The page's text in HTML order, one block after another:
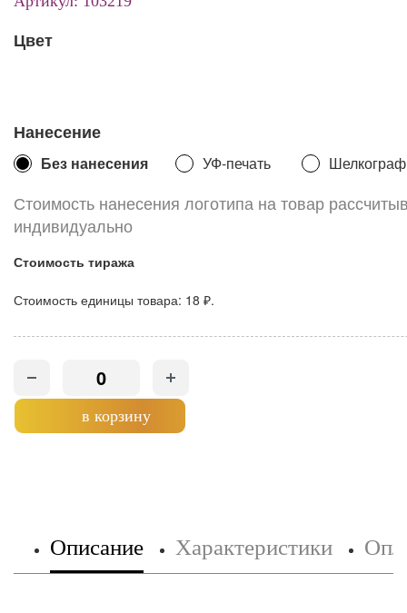
Цвет
Нанесение
Без нанесения УФ-печать
Стоимость нанесения логотипа на товар
индивидуально
Стоимость тиража
Стоимость единицы товара: 18 ₽.
в корзину
Описание Характеристики